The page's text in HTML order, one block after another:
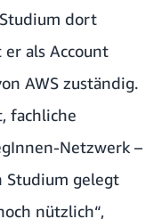
dort
als Account
AWS zuständig.
fachliche
Netzwerk –
Studium gelegt
nützlich“,